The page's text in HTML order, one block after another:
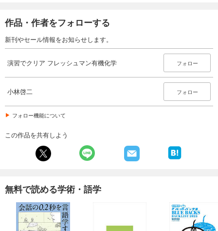
作品・作者をフォローする
新刊やセール情報をお知らせします。
演習でクリア フレッシュマン有機化学 フォロー
小林啓二 フォロー
フォロー機能について
この作品を共有しよう
無料で読める学術・語学